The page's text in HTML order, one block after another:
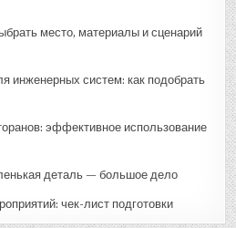
место, материалы и сценарий
инженерных систем: как подобрать
эффективное использование
деталь — большое дело
чек-лист подготовки